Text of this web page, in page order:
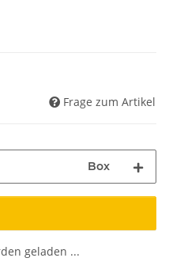
Frage zum Artikel
Box
geladen ...